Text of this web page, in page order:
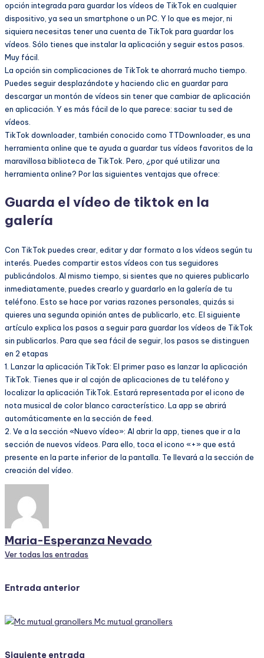
opción integrada para guardar los vídeos de TikTok en cualquier
dispositivo, ya sea un smartphone o un PC. Y lo que es mejor, ni
siquiera necesitas tener una cuenta de TikTok para guardar los
vídeos. Sólo tienes que instalar la aplicación y seguir estos pasos.
Muy fácil.
La opción sin complicaciones de TikTok te ahorrará mucho tiempo.
Puedes seguir desplazándote y haciendo clic en guardar para
descargar un montón de vídeos sin tener que cambiar de aplicación
en aplicación. Y es más fácil de lo que parece: saciar tu sed de
vídeos.
TikTok downloader, también conocido como TTDownloader, es una
herramienta online que te ayuda a guardar tus vídeos favoritos de la
maravillosa biblioteca de TikTok. Pero, ¿por qué utilizar una
herramienta online? Por las siguientes ventajas que ofrece:
Guarda el vídeo de tiktok en la
galería
Con TikTok puedes crear, editar y dar formato a los vídeos según tu
interés. Puedes compartir estos vídeos con tus seguidores
publicándolos. Al mismo tiempo, si sientes que no quieres publicarlo
inmediatamente, puedes crearlo y guardarlo en la galería de tu
teléfono. Esto se hace por varias razones personales, quizás si
quieres una segunda opinión antes de publicarlo, etc. El siguiente
artículo explica los pasos a seguir para guardar los vídeos de TikTok
sin publicarlos. Para que sea fácil de seguir, los pasos se distinguen
en 2 etapas
1. Lanzar la aplicación TikTok: El primer paso es lanzar la aplicación
TikTok. Tienes que ir al cajón de aplicaciones de tu teléfono y
localizar la aplicación TikTok. Estará representada por el icono de
nota musical de color blanco característico. La app se abrirá
automáticamente en la sección de feed.
2. Ve a la sección «Nuevo vídeo»: Al abrir la app, tienes que ir a la
sección de nuevos vídeos. Para ello, toca el icono «+» que está
presente en la parte inferior de la pantalla. Te llevará a la sección de
creación del vídeo.
Maria-Esperanza Nevado
Ver todas las entradas
Navegación
de
Entrada anterior
Mc mutual granollers
Siguiente entrada